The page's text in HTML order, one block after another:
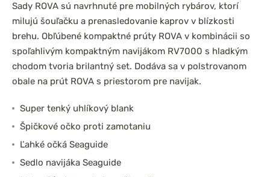
Sady ROVA sú navrhnuté pre mobilných rybárov, ktorí
milujú šouľačku a prenasledovanie kaprov v blízkosti
brehu. Obľúbené kompaktné prúty ROVA v kombinácii so
spoľahlivým kompaktným navijákom RV7000 s hladkým
chodom tvoria brilantný set. Dodáva sa v polstrovanom
obale na prút ROVA s priestorom pre navijak.
Super tenký uhlíkový blank
Špičkové očko proti zamotaniu
Ľahké očká Seaguide
Sedlo navijáka Seaguide